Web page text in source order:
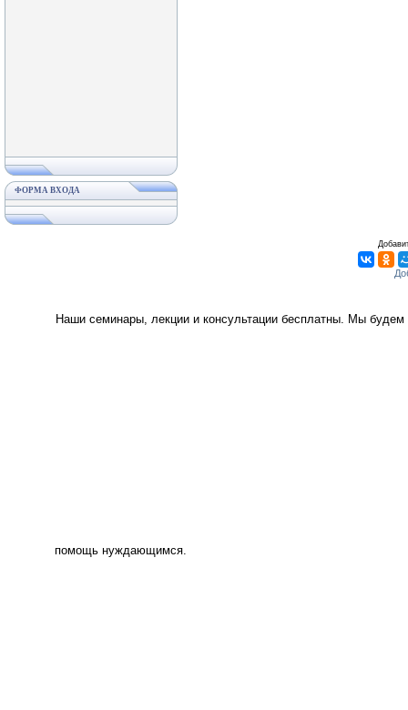
ФОРМА ВХОДА
Наши семинары, лекции и консультации бесплатны. Мы
помощь нуждающимся.